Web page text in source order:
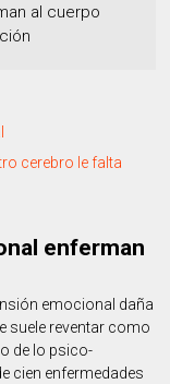
al cuerpo
cerebro le falta
enferman
emocional daña
suele reventar como
de lo psico-
cien enfermedades